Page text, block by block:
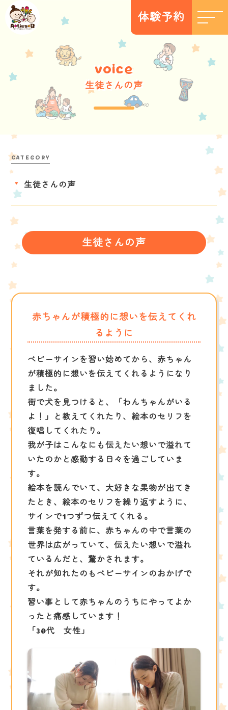
体験予約
voice
生徒さんの声
生徒さんの声
生徒さんの声
赤ちゃんが積極的に想いを伝えてくれ
るように
ベビーサインを習い始めてから、赤ちゃん
が積極的に想いを伝えてくれるようになり
ました。
街で犬を見つけると、「わんちゃんがいる
よ！」と教えてくれたり、絵本のセリフを
復唱してくれたり。
我が子はこんなにも伝えたい想いで溢れて
いたのかと感動する日々を過ごしていま
す。
絵本を読んでいて、大好きな果物が出てき
たとき、絵本のセリフを繰り返すように、
サインで1つずつ伝えてくれる。
言葉を発する前に、赤ちゃんの中で言葉の
世界は広がっていて、伝えたい想いで溢れ
ているんだと、驚かされます。
それが知れたのもベビーサインのおかげで
す。
習い事として赤ちゃんのうちにやってよか
ったと痛感しています！
「30代 女性」